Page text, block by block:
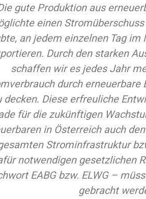
gute Produktion aus
einen
an jedem einzelnen Tag
Durch den starken
schaffen wir es jedes Jahr
durch erneuerbare
decken. Diese erfreuliche
für die zukünftigen
in Österreich auch
Strominfrastruktur
notwendigen gesetzlichen
EABG bzw. ELWG –
gebracht